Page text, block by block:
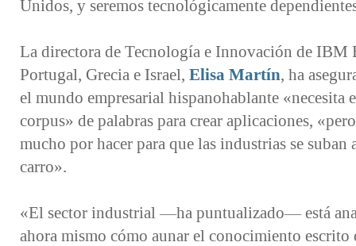
Unidos, y seremos tecnológicamente
La directora de Tecnología e Innovación de IBM
Portugal, Grecia e Israel, Elisa Martín, ha
el mundo empresarial hispanohablante «necesita
corpus» de palabras para crear aplicaciones,
mucho por hacer para que las industrias se suban
carro».
«El sector industrial —ha puntualizado— está
ahora mismo cómo aunar el conocimiento escrito